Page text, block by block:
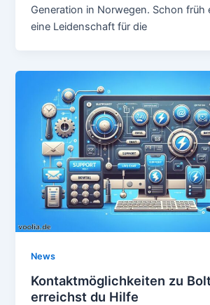
Generation in Norwegen. Schon früh
eine Leidenschaft für die
News
Kontaktmöglichkeiten zu
erreichst du Hilfe